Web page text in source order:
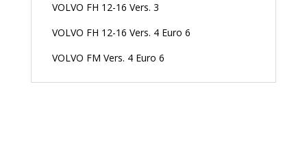
VOLVO FH 12-16 Vers. 3
VOLVO FH 12-16 Vers. 4 Euro 6
VOLVO FM Vers. 4 Euro 6